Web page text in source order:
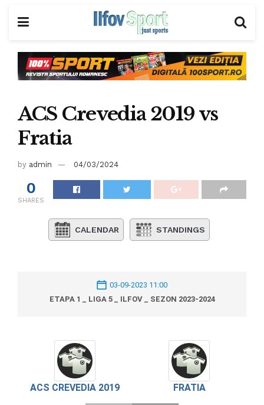
ACS Crevedia 2019 vs
Fratia
by admin 04/03/2024
0
SHARES
CALENDAR STANDINGS
03-09-2023 11:00
ETAPA 1 _ LIGA 5 _ ILFOV _ SEZON 2023-2024
ACS CREVEDIA 2019 FRATIA